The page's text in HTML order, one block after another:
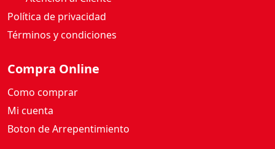
Política de privacidad
Términos y condiciones
Compra Online
Como comprar
Mi cuenta
Boton de Arrepentimiento